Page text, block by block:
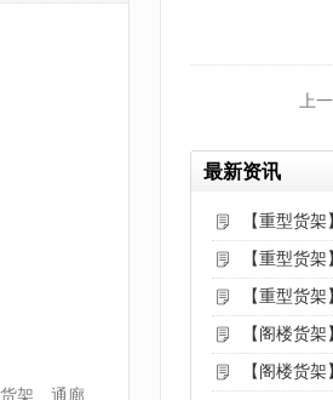
贯通货架、驶入货架、通廊货架
上
最新资讯
【重型货
【重型货
【重型货
【阁楼货
【阁楼货